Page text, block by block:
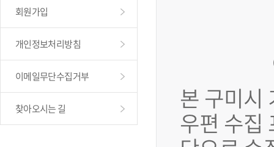
회원가입
개인정보처리방침
이메일무단수집거부
찾아오시는 길 본 구미시
우편 수집